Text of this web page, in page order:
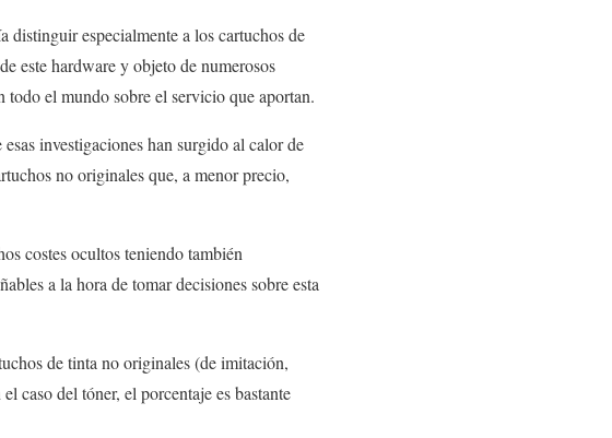
distinguir especialmente a los cartuchos de
este hardware y objeto de numerosos
todo el mundo sobre el servicio que aportan.
investigaciones han surgido al calor de
no originales que, a menor precio,
costes ocultos teniendo también
a la hora de tomar decisiones sobre esta
de tinta no originales (de imitación,
caso del tóner, el porcentaje es bastante